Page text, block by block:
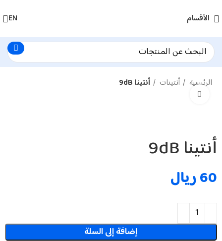
الأقسام EN
الرئيسية أنتينات أنتينا 9dB
أنتينا 9dB
60ريال
إضافة إلى السلة